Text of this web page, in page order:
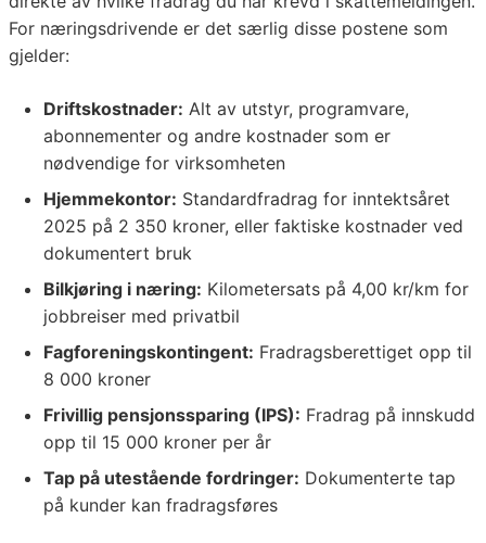
For næringsdrivende er det særlig disse postene som
gjelder:
Driftskostnader: Alt av utstyr, programvare,
abonnementer og andre kostnader som er
nødvendige for virksomheten
Hjemmekontor: Standardfradrag for inntektsåret
2025 på 2 350 kroner, eller faktiske kostnader ved
dokumentert bruk
Bilkjøring i næring: Kilometersats på 4,00 kr/km for
jobbreiser med privatbil
Fagforeningskontingent: Fradragsberettiget opp til
8 000 kroner
Frivillig pensjonssparing (IPS): Fradrag på innskudd
opp til 15 000 kroner per år
Tap på utestående fordringer: Dokumenterte tap
på kunder kan fradragsføres